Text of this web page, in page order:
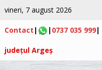
vineri, 7 august 2026
Contact | | 0737 035 999|
județul Argeș